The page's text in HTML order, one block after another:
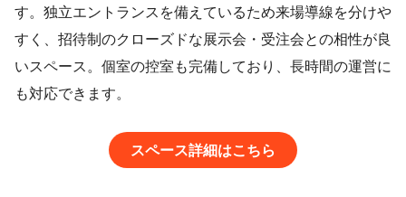
す。独立エントランスを備えているため来場導線を分けや
すく、招待制のクローズドな展示会・受注会との相性が良
いスペース。個室の控室も完備しており、長時間の運営に
も対応できます。
スペース詳細はこちら